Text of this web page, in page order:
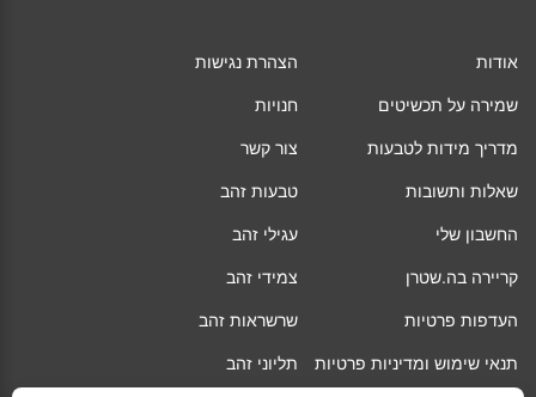
אודות
שמירה על תכשיטים
מדריך מידות לטבעות
שאלות ותשובות
החשבון שלי
קריירה בה.שטרן
העדפות פרטיות
תנאי שימוש ומדיניות פרטיות
הצהרת נגישות
חנויות
צור קשר
טבעות זהב
עגילי זהב
צמידי זהב
שרשראות זהב
תליוני זהב